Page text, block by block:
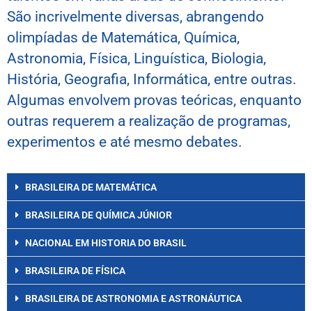
São incrivelmente diversas, abrangendo
olimpíadas de Matemática, Química,
Astronomia, Física, Linguística, Biologia,
História, Geografia, Informática, entre outras.
Algumas envolvem provas teóricas, enquanto
outras requerem a realização de programas,
experimentos e até mesmo debates.
BRASILEIRA DE MATEMÁTICA
BRASILEIRA DE QUÍMICA JÚNIOR
NACIONAL EM HISTORIA DO BRASIL
BRASILEIRA DE FÍSICA
BRASILEIRA DE ASTRONOMIA E ASTRONÁUTICA